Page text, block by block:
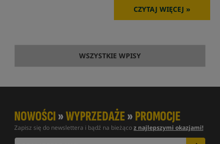
CZYTAJ WIĘCEJ »
WSZYSTKIE WPISY
NOWOŚCI»WYPRZEDAŻE»PROMOCJE
Zapisz się do newslettera i bądź na bieżącoz najlepszymi okazjami!